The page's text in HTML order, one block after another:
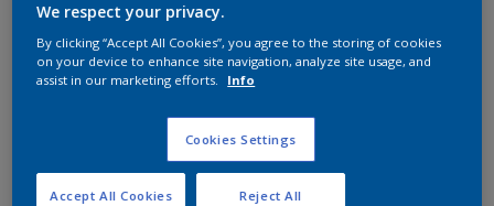
Rubbol BL Rezisto Satin
Extreem kras- en slijtvast
We respect your privacy.
By clicking “Accept All Cookies”, you agree to the storing of cookies
on your device to enhance site navigation, analyze site usage, and
assist in our marketing efforts.
Info
Cookies Settings
Reject All
Accept All Cookies